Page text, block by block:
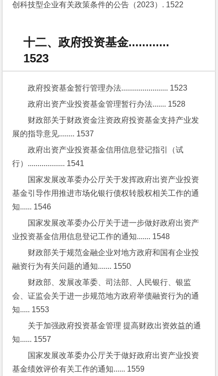
创科技型企业有关政策条件的公告（2023）. 1522
十二、政府投资基金............
1523
政府投资基金暂行管理办法........................ 1523
政府出资产业投资基金管理暂行办法....... 1528
财政部关于财政资金注资政府投资基金支持产业发
展的指导意见........ 1537
政府出资产业投资基金信用信息登记指引（试
行）................... 1541
国家发展改革委办公厅关于发挥政府出资产业投资
基金引导作用推进市场化银行债权转股权相关工作的通
知...... 1546
国家发展改革委办公厅关于进一步做好政府出资产
业投资基金信用信息登记工作的通知....... 1548
财政部关于规范金融企业对地方政府和国有企业投
融资行为有关问题的通知....... 1550
财政部、发展改革委、司法部、人民银行、银监
会、证监会关于进一步规范地方政府举债融资行为的通
知..... 1553
关于加强政府投资基金管理 提高财政出资效益的通
知...... 1557
国家发展改革委办公厅关于做好政府出资产业投资
基金绩效评价有关工作的通知...... 1559